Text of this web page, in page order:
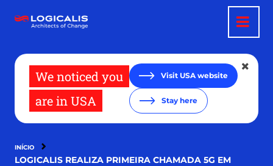
para
We noticed you
are in USA
Visit USA website
Stay here
INÍCIO
LOGICALIS REALIZA PRIMEIRA CHAMADA 5G EM